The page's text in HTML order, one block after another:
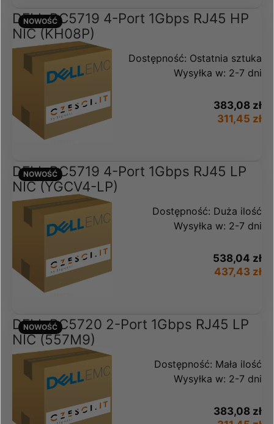
DELL BC5719 4-Port 1Gbps RJ45 HP
NIC (KH08P)
Dostępność: Ostatnia sztuka
Wysyłka w: 2-7 dni
383,08 zł
311,45 zł
NOWOŚĆ
DELL BC5719 4-Port 1Gbps RJ45 LP
NIC (YGCV4-LP)
Dostępność: Duża ilość
Wysyłka w: 2-7 dni
538,04 zł
437,43 zł
NOWOŚĆ
DELL BC5720 2-Port 1Gbps RJ45 LP
NIC (557M9)
Dostępność: Mała ilość
Wysyłka w: 2-7 dni
383,08 zł
NOWOŚĆ